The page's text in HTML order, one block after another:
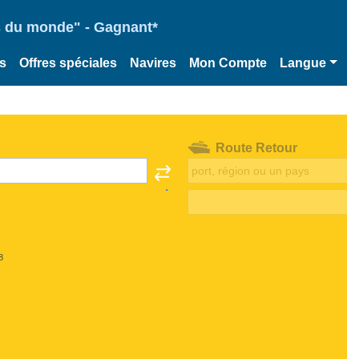
monde" - Gagnant*
Offres spéciales Navires Mon Compte Langue
Route Retour